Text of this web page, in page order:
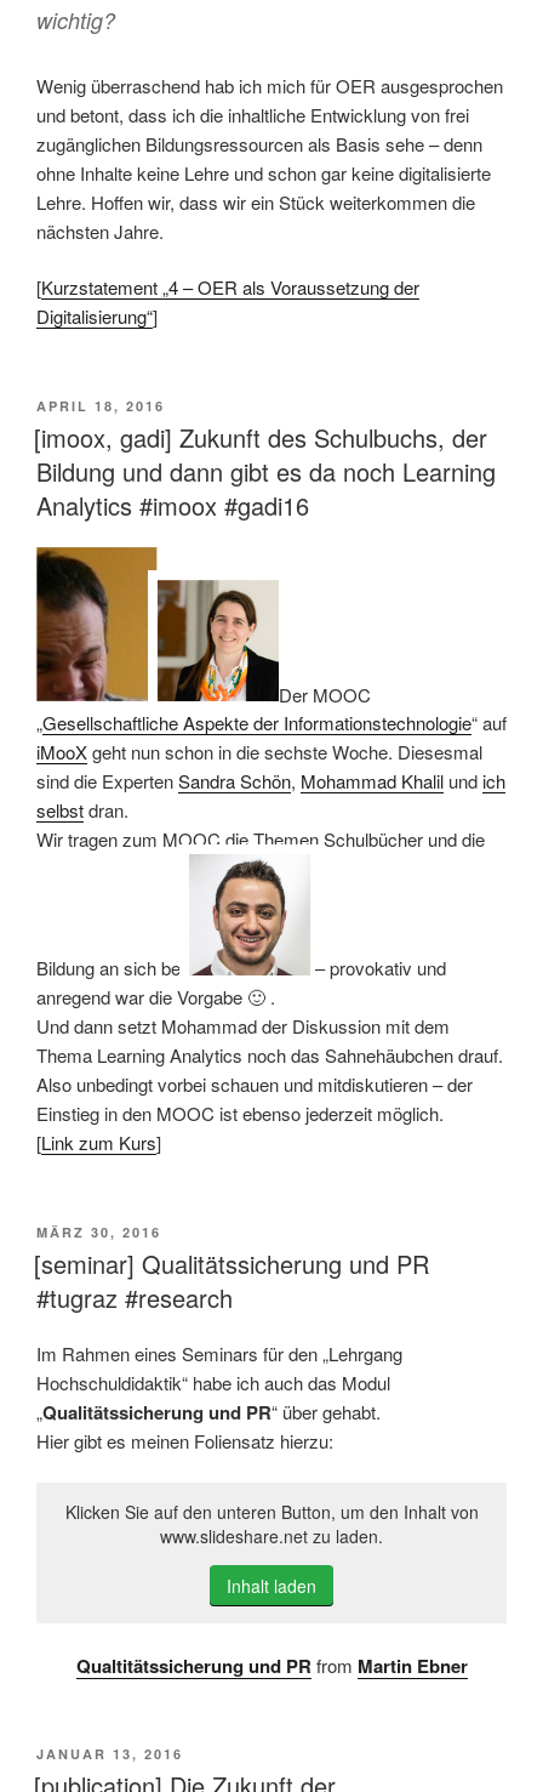
wichtig?
Wenig überraschend hab ich mich für OER ausgesprochen
und betont, dass ich die inhaltliche Entwicklung von frei
zugänglichen Bildungsressourcen als Basis sehe – denn
ohne Inhalte keine Lehre und schon gar keine digitalisierte
Lehre. Hoffen wir, dass wir ein Stück weiterkommen die
nächsten Jahre.
[Kurzstatement „4 – OER als Voraussetzung der
Digitalisierung“]
VERÖFFENTLICHT
AM
APRIL 18, 2016
[imoox, gadi] Zukunft des Schulbuchs, der
Bildung und dann gibt es da noch Learning
Analytics #imoox #gadi16
Der MOOC
„Gesellschaftliche Aspekte der Informationstechnologie“ auf
iMooXgeht nun schon in die sechste Woche. Diesesmal
sind die ExpertenSandra Schön, Mohammad Khalil undich
selbstdran.
Wir tragen zum MOOC die Themen Schulbücher und die
Bildung an sich bei
– provokativ und
anregend war die Vorgabe 🙂 .
Und dann setzt Mohammad der Diskussion mit dem
Thema Learning Analytics noch das Sahnehäubchen drauf.
Also unbedingt vorbei schauen und mitdiskutieren – der
Einstieg in den MOOC ist ebenso jederzeit möglich.
[Link zum Kurs]
VERÖFFENTLICHT
AM
MÄRZ 30, 2016
[seminar] Qualitätssicherung und PR
#tugraz #research
Im Rahmen eines Seminars für den „Lehrgang
Hochschuldidaktik“ habe ich auch das Modul
„Qualitätssicherung und PR“ über gehabt.
Hier gibt es meinen Foliensatz hierzu:
Klicken Sie auf den unteren Button, um den Inhalt von
www.slideshare.net zu laden.
Inhalt laden
Qualtitätssicherung und PR from Martin Ebner
VERÖFFENTLICHT
AM
JANUAR 13, 2016